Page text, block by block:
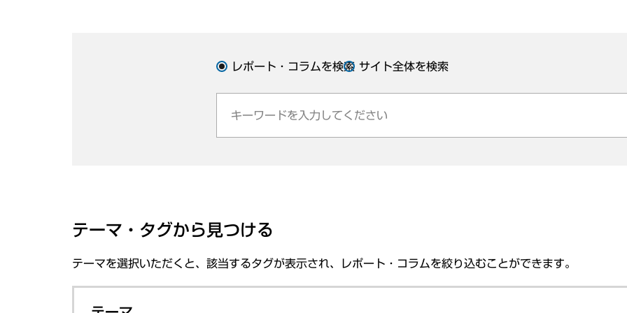
レポート・コラムを検索 サイト全体を検索
テーマ・タグから見つける
テーマを選択いただくと、該当するタグが表示され、レポート・コラムを絞り込むことができます。